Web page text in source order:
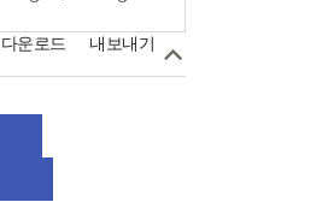
다운로드 내보내기